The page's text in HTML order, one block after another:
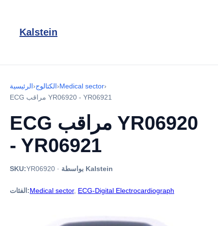
Kalstein
الرئيسية›الكتالوج›Medical sector›
ECG مراقب YR06920 - YR06921
ECG مراقب YR06920
- YR06921
SKU:YR06920 · بواسطة Kalstein
الفئات:Medical sector, ECG-Digital Electrocardiograph